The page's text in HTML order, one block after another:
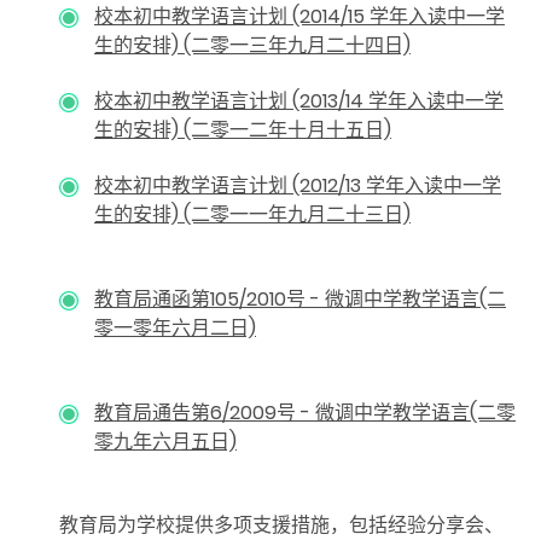
校本初中教学语言计划 (2014/15 学年入读中一学
生的安排) (二零一三年九月二十四日)
校本初中教学语言计划 (2013/14 学年入读中一学
生的安排) (二零一二年十月十五日)
校本初中教学语言计划 (2012/13 学年入读中一学
生的安排) (二零一一年九月二十三日)
教育局通函第105/2010号 - 微调中学教学语言(二
零一零年六月二日)
教育局通告第6/2009号 - 微调中学教学语言(二零
零九年六月五日)
教育局为学校提供多项支援措施，包括经验分享会、